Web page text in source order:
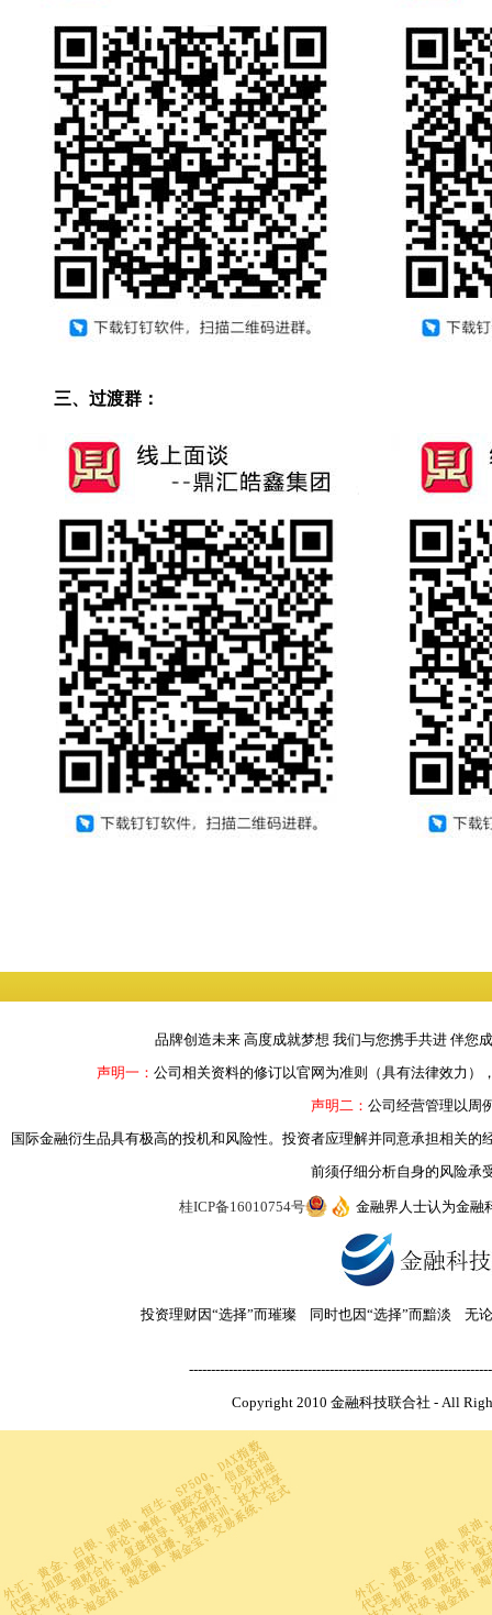
三、过渡群：
品牌创造未来 高度成就梦想 我们与您携手共进 伴您
声明一： 公司相关资料的修订以官网为准则（具有法律效力
声明二： 公司经营管理以周
国际金融衍生品具有极高的投机和风险性。投资者应理解并同意承担相关
前须仔细分析自身的风险承
桂ICP备16010754号 金融界人士认为金
投资理财因“选择”而璀璨 同时也因“选择”而黯淡 无
Copyright 2010 金融科技联合社 - All